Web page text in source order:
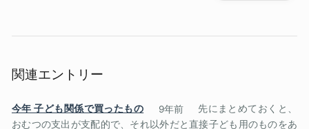
関連エントリー
今年 子ども関係で買ったもの 9年前
先にまとめておくと、
おむつの支出が支配的で、それ以外だと直接子ども用のものをあ